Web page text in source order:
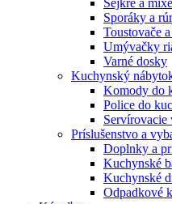
Sporáky a
Toustovače
Umývačky
Varné dosky
Kuchynský
Komody do
Police do
Servírovacie
Príslušenstvo a
Doplnky a
Kuchynské
Kuchynské
Odpadkové